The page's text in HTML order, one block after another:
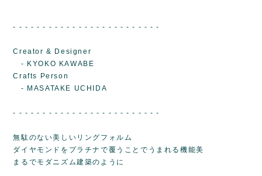
- - - - - - - - - - - - - - - - - - - - - - - - -
Creator & Designer
- KYOKO KAWABE
Crafts Person
- MASATAKE UCHIDA
- - - - - - - - - - - - - - - - - - - - - - - - -
無駄のない美しいリングフォルム
ダイヤモンドをプラチナで覆うことでうまれる機能美
まるでモダニズム建築のように